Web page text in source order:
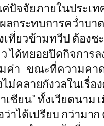
ปัจจัยภายในประเ
กระทบการคว่ำบ
ที่ยวข้ามทวีป ต้อง
ได้ทยอยปิดกิจการ
ค่า ขณะที่ความคา
ม่คลายกังวลในเรื่
เซียน” ทั้งเวียดน
ได้เปรียบ กว่ามา